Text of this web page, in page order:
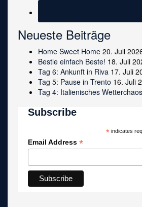
Neueste Beiträge
Home Sweet Home 20. Juli
Bestle einfach Beste! 18. Juli
Tag 6: Ankunft in Riva 17. Juli
Tag 5: Pause in Trento 16. Juli
Tag 4: Italienisches Wetterchaos
Subscribe
*indicates
Email Address *